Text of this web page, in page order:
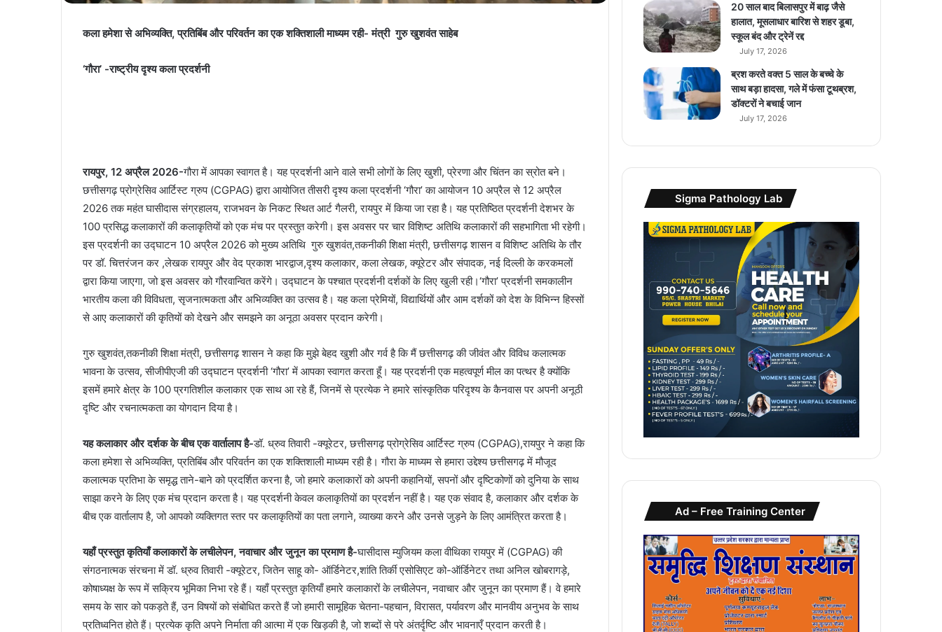
कला हमेशा से अभिव्यक्ति, प्रतिबिंब और परिवर्तन का एक शक्तिशाली माध्यम रही- मंत्री गुरु खुशवंत साहेब
‘गौरा’ -राष्ट्रीय दृश्य कला प्रदर्शनी
रायपुर, 12 अप्रैल 2026-गौरा में आपका स्वागत है। यह प्रदर्शनी आने वाले सभी लोगों के लिए खुशी, प्रेरणा और चिंतन का स्रोत बने।
छत्तीसगढ़ प्रोग्रेसिव आर्टिस्ट ग्रुप (CGPAG) द्वारा आयोजित तीसरी दृश्य कला प्रदर्शनी ‘गौरा’ का आयोजन 10 अप्रैल से 12 अप्रैल
2026 तक महंत घासीदास संग्रहालय, राजभवन के निकट स्थित आर्ट गैलरी, रायपुर में किया जा रहा है। यह प्रतिष्ठित प्रदर्शनी देशभर के
100 प्रसिद्ध कलाकारों की कलाकृतियों को एक मंच पर प्रस्तुत करेगी। इस अवसर पर चार विशिष्ट अतिथि कलाकारों की सहभागिता भी रहेगी।
इस प्रदर्शनी का उद्घाटन 10 अप्रैल 2026 को मुख्य अतिथि गुरु खुशवंत,तकनीकी शिक्षा मंत्री, छत्तीसगढ़ शासन व विशिष्ट अतिथि के तौर
पर डॉ. चित्तरंजन कर ,लेखक रायपुर और वेद प्रकाश भारद्वाज,दृश्य कलाकार, कला लेखक, क्यूरेटर और संपादक, नई दिल्ली के करकमलों
द्वारा किया जाएगा, जो इस अवसर को गौरवान्वित करेंगे। उद्घाटन के पश्चात प्रदर्शनी दर्शकों के लिए खुली रही।‘गौरा’ प्रदर्शनी समकालीन
भारतीय कला की विविधता, सृजनात्मकता और अभिव्यक्ति का उत्सव है। यह कला प्रेमियों, विद्यार्थियों और आम दर्शकों को देश के विभिन्न हिस्सों
से आए कलाकारों की कृतियों को देखने और समझने का अनूठा अवसर प्रदान करेगी।
गुरु खुशवंत,तकनीकी शिक्षा मंत्री, छत्तीसगढ़ शासन ने कहा कि मुझे बेहद खुशी और गर्व है कि मैं छत्तीसगढ़ की जीवंत और विविध कलात्मक
भावना के उत्सव, सीजीपीएजी की उद्घाटन प्रदर्शनी ‘गौरा’ में आपका स्वागत करता हूँ। यह प्रदर्शनी एक महत्वपूर्ण मील का पत्थर है क्योंकि
इसमें हमारे क्षेत्र के 100 प्रगतिशील कलाकार एक साथ आ रहे हैं, जिनमें से प्रत्येक ने हमारे सांस्कृतिक परिदृश्य के कैनवास पर अपनी अनूठी
दृष्टि और रचनात्मकता का योगदान दिया है।
यह कलाकार और दर्शक के बीच एक वार्तालाप है-डॉ. ध्रुव तिवारी -क्यूरेटर, छत्तीसगढ़ प्रोग्रेसिव आर्टिस्ट ग्रुप (CGPAG),रायपुर ने कहा कि
कला हमेशा से अभिव्यक्ति, प्रतिबिंब और परिवर्तन का एक शक्तिशाली माध्यम रही है। गौरा के माध्यम से हमारा उद्देश्य छत्तीसगढ़ में मौजूद
कलात्मक प्रतिभा के समृद्ध ताने-बाने को प्रदर्शित करना है, जो हमारे कलाकारों को अपनी कहानियों, सपनों और दृष्टिकोणों को दुनिया के साथ
साझा करने के लिए एक मंच प्रदान करता है। यह प्रदर्शनी केवल कलाकृतियों का प्रदर्शन नहीं है। यह एक संवाद है, कलाकार और दर्शक के
बीच एक वार्तालाप है, जो आपको व्यक्तिगत स्तर पर कलाकृतियों का पता लगाने, व्याख्या करने और उनसे जुड़ने के लिए आमंत्रित करता है।
यहाँ प्रस्तुत कृतियाँ कलाकारों के लचीलेपन, नवाचार और जुनून का प्रमाण है-घासीदास म्युजियम कला वीथिका रायपुर में (CGPAG) की
संगठनात्मक संरचना में डॉ. ध्रुव तिवारी -क्यूरेटर, जितेन साहू को- ऑर्डिनेटर,शांति तिर्की एसोसिएट को-ऑर्डिनेटर तथा अनिल खोबरागड़े,
कोषाध्यक्ष के रूप में सक्रिय भूमिका निभा रहे हैं। यहाँ प्रस्तुत कृतियाँ हमारे कलाकारों के लचीलेपन, नवाचार और जुनून का प्रमाण हैं। वे हमारे
समय के सार को पकड़ते हैं, उन विषयों को संबोधित करते हैं जो हमारी सामूहिक चेतना-पहचान, विरासत, पर्यावरण और मानवीय अनुभव के साथ
प्रतिध्वनित होते हैं। प्रत्येक कृति अपने निर्माता की आत्मा में एक खिड़की है, जो शब्दों से परे अंतर्दृष्टि और भावनाएँ प्रदान करती है।
टो
रि
य
म
में
दी
ग
ई
20 साल बाद बिलासपुर में बाढ़ जैसे
हालात, मूसलाधार बारिश से शहर डूबा,
स्कूल बंद और ट्रेनें रद्द
July 17, 2026
ब्रश करते वक्त 5 साल के बच्चे के
साथ बड़ा हादसा, गले में फंसा टूथब्रश,
डॉक्टरों ने बचाई जान
July 17, 2026
Sigma Pathology Lab
Ad – Free Training Center